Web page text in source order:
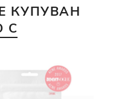
КУПУВАН
С